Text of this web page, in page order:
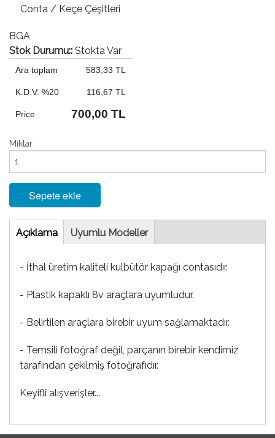
Conta / Keçe Çeşitleri
BGA
Stok Durumu:: Stokta Var
Ara toplam 583,33 TL
K.D.V. %20 116,67 TL
Price 700,00 TL
Miktar
Sepete ekle
Tab
Açıklama(etkinUyumlu Modeller
- İthal üretim kaliteli kulbütör kapağı contasıdır.
- Plastik kapaklı 8v araçlara uyumludur.
- Belirtilen araçlara birebir uyum sağlamaktadır.
- Temsili fotoğraf değil, parçanın birebir kendimiz
tarafından çekilmiş fotoğrafıdır.
Keyifli alışverişler...